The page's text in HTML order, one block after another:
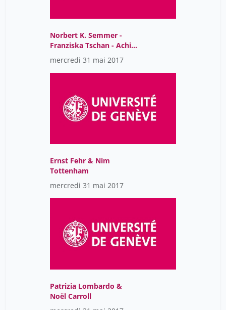
Norbert K. Semmer -
Franziska Tschan - Achim
Elfering & Howard M.
Weiss
mercredi 31 mai 2017
Ernst Fehr & Nim
Tottenham
mercredi 31 mai 2017
Patrizia Lombardo &
Noël Carroll